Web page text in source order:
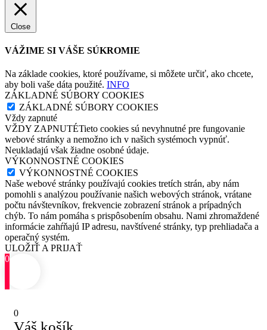
Close
VÁŽIME SI VÁŠE SÚKROMIE
Na základe cookies, ktoré používame, si môžete určiť, ako chcete,
aby boli vaše dáta použité. INFO
ZÁKLADNÉ SÚBORY COOKIES
ZÁKLADNÉ SÚBORY COOKIES
Vždy zapnuté
VŽDY ZAPNUTÉTieto cookies sú nevyhnutné pre fungovanie
webové stránky a nemožno ich v našich systémoch vypnúť.
Neukladajú však žiadne osobné údaje.
VÝKONNOSTNÉ COOKIES
VÝKONNOSTNÉ COOKIES
Naše webové stránky používajú cookies tretích strán, aby nám
pomohli s analýzou používanie našich webových stránok, vrátane
počtu návštevníkov, frekvencie zobrazení stránok a prípadných
chýb. To nám pomáha s prispôsobením obsahu. Nami zhromaždené
informácie zahŕňajú IP adresu, navštívené stránky, typ prehliadača a
operačný systém.
ULOŽIŤ A PRIJAŤ
0
0
Váš košík